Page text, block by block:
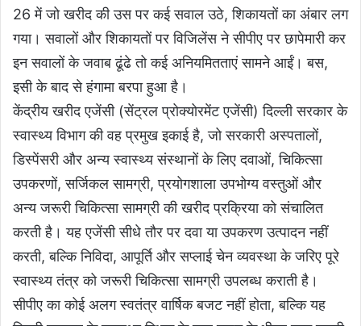
26 में जो खरीद की उस पर कई सवाल उठे, शिकायतों का अंबार लग
गया। सवालों और शिकायतों पर विजिलेंस ने सीपीए पर छापेमारी कर
इन सवालों के जवाब ढूंढे तो कई अनियमितताएं सामने आईं। बस,
इसी के बाद से हंगामा बरपा हुआ है।
केंद्रीय खरीद एजेंसी (सेंट्रल प्रोक्योरमेंट एजेंसी) दिल्ली सरकार के
स्वास्थ्य विभाग की वह प्रमुख इकाई है, जो सरकारी अस्पतालों,
डिस्पेंसरी और अन्य स्वास्थ्य संस्थानों के लिए दवाओं, चिकित्सा
उपकरणों, सर्जिकल सामग्री, प्रयोगशाला उपभोग्य वस्तुओं और
अन्य जरूरी चिकित्सा सामग्री की खरीद प्रक्रिया को संचालित
करती है। यह एजेंसी सीधे तौर पर दवा या उपकरण उत्पादन नहीं
करती, बल्कि निविदा, आपूर्ति और सप्लाई चेन व्यवस्था के जरिए पूरे
स्वास्थ्य तंत्र को जरूरी चिकित्सा सामग्री उपलब्ध कराती है।
सीपीए का कोई अलग स्वतंत्र वार्षिक बजट नहीं होता, बल्कि यह